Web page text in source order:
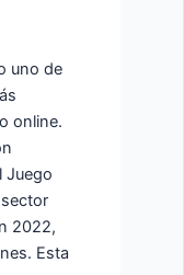
uno de
online.
Juego
2022,
. Esta